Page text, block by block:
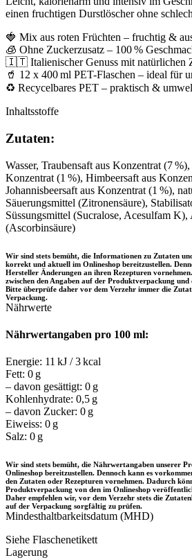
einen fruchtigen Durstlöscher ohne
🍓 Mix aus roten Früchten – fruchtig &
🧊 Ohne Zuckerzusatz – 100 %
🇮🇹 Italienischer Genuss mit natürlichen
🥤 12 x 400 ml PET-Flaschen – ideal für
♻️ Recycelbares PET – praktisch &
Inhaltsstoffe
Zutaten:
Wasser, Traubensaft aus Konzentrat (7
Konzentrat (1 %), Himbeersaft aus
Johannisbeersaft aus Konzentrat (1 %),
Säuerungsmittel (Zitronensäure),
Süssungsmittel (Sucralose, Acesulfam
(Ascorbinsäure)
Wir sind stets bemüht, die Informationen zu Zutaten
korrekt und aktuell im Onlineshop bereitzustellen.
Hersteller Änderungen an ihren Rezepturen
zwischen den Angaben auf der Produktverpackung und
Bitte überprüfe daher vor dem Verzehr immer die
Verpackung.
Nährwerte
Nährwertangaben pro 100 ml:
Energie: 11 kJ / 3 kcal
Fett: 0 g
– davon gesättigt: 0 g
Kohlenhydrate: 0,5 g
– davon Zucker: 0 g
Eiweiss: 0 g
Salz: 0 g
Wir sind stets bemüht, die Nährwertangaben unserer
Onlineshop bereitzustellen. Dennoch kann es
den Zutaten oder Rezepturen vornehmen. Dadurch
Produktverpackung von den im Onlineshop
Daher empfehlen wir, vor dem Verzehr stets die
auf der Verpackung sorgfältig zu prüfen.
Mindesthaltbarkeitsdatum (MHD)
Siehe Flaschenetikett
Lagerung